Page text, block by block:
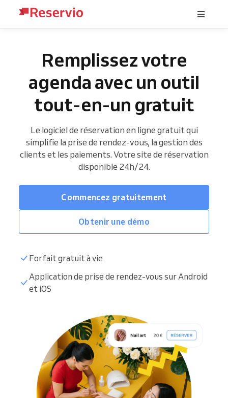
Remplissez votre
agenda avec un outil
tout-en-un gratuit
Le logiciel de réservation en ligne gratuit qui
simplifie la prise de rendez-vous, la gestion des
clients et les paiements. Votre site de réservation
disponible 24h/24.
Commencez gratuitement
Obtenir une démo
Forfait gratuit à vie
Application de prise de rendez-vous sur Android
et iOS